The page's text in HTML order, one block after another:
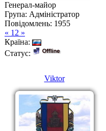
Генерал-майор
Група: Адміністратор
Повідомлень: 1955
« 12 »
Країна:
Статус:
Viktor